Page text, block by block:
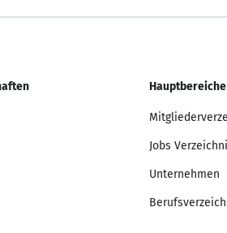
Hauptbereiche
Jobs
Unternehmen